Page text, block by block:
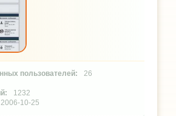
26
1232
2006-10-25